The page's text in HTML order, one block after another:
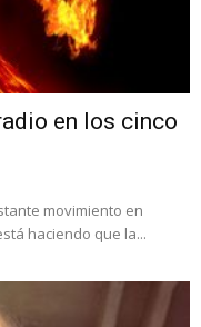
en los cinco
movimiento en
haciendo que la...